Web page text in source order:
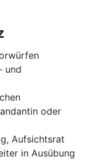
und
oder
Aufsichtsrat
in Ausübung